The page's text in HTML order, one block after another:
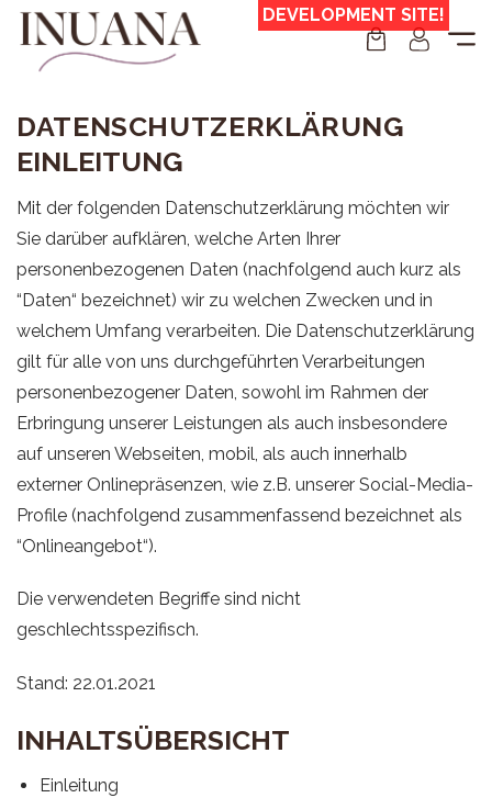
Zum
Inhalt
springen
DATENSCHUTZERKLÄRUNG
EINLEITUNG
Mit der folgenden Datenschutzerklärung möchten wir
Sie darüber aufklären, welche Arten Ihrer
personenbezogenen Daten (nachfolgend auch kurz als
“Daten“ bezeichnet) wir zu welchen Zwecken und in
welchem Umfang verarbeiten. Die Datenschutzerklärung
gilt für alle von uns durchgeführten Verarbeitungen
personenbezogener Daten, sowohl im Rahmen der
Erbringung unserer Leistungen als auch insbesondere
auf unseren Webseiten, mobil, als auch innerhalb
externer Onlinepräsenzen, wie z.B. unserer Social-Media-
Profile (nachfolgend zusammenfassend bezeichnet als
“Onlineangebot“).
Die verwendeten Begriffe sind nicht
geschlechtsspezifisch.
Stand: 22.01.2021
INHALTSÜBERSICHT
Einleitung